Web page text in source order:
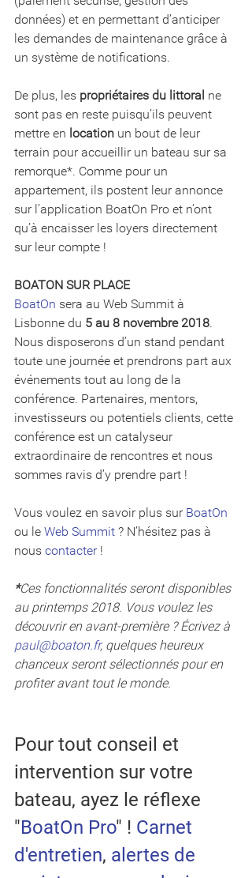
données) et en permettant d’anticiper
les demandes de maintenance grâce à
un système de notifications.
De plus, les propriétaires du littoral ne
sont pas en reste puisqu’ils peuvent
mettre en location un bout de leur
terrain pour accueillir un bateau sur sa
remorque*. Comme pour un
appartement, ils postent leur annonce
sur l’application BoatOn Pro et n’ont
qu’à encaisser les loyers directement
sur leur compte !
BOATON SUR PLACE
BoatOn sera au Web Summit à
Lisbonne du 5 au 8 novembre 2018.
Nous disposerons d’un stand pendant
toute une journée et prendrons part aux
événements tout au long de la
conférence. Partenaires, mentors,
investisseurs ou potentiels clients, cette
conférence est un catalyseur
extraordinaire de rencontres et nous
sommes ravis d’y prendre part !
Vous voulez en savoir plus sur BoatOn
ou le Web Summit ? N’hésitez pas à
nous contacter !
*Ces fonctionnalités seront disponibles
au printemps 2018. Vous voulez les
découvrir en avant-première ? Écrivez à
paul@boaton.fr, quelques heureux
chanceux seront sélectionnés pour en
profiter avant tout le monde.
Pour tout conseil et
intervention sur votre
bateau, ayez le réflexe
"BoatOn Pro" ! Carnet
d'entretien, alertes de